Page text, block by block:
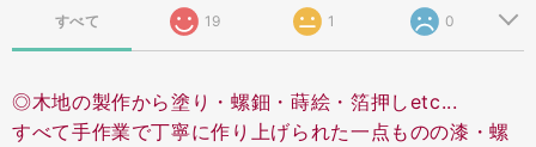
すべて 19 1 0
◎木地の製作から塗り・螺鈿・蒔絵・箔押しetc...
すべて手作業で丁寧に作り上げられた一点ものの漆・螺